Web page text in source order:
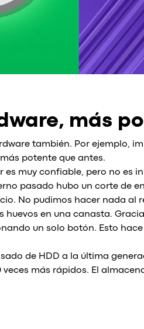
más
también. Por ejemplo,
potente que antes.
es muy confiable, pero no es
pasado hubo un corte de
No pudimos hacer nada al
huevos en una canasta.
un solo botón. Esto
de HDD a la última
veces más rápidos. El